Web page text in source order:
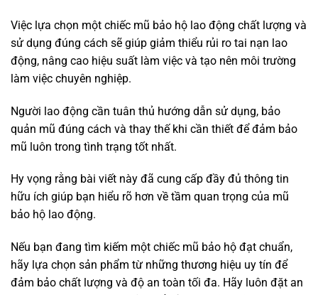
Việc lựa chọn một chiếc mũ bảo hộ lao động chất lượng và
sử dụng đúng cách sẽ giúp giảm thiểu rủi ro tai nạn lao
động, nâng cao hiệu suất làm việc và tạo nên môi trường
làm việc chuyên nghiệp.
Người lao động cần tuân thủ hướng dẫn sử dụng, bảo
quản mũ đúng cách và thay thế khi cần thiết để đảm bảo
mũ luôn trong tình trạng tốt nhất.
Hy vọng rằng bài viết này đã cung cấp đầy đủ thông tin
hữu ích giúp bạn hiểu rõ hơn về tầm quan trọng của mũ
bảo hộ lao động.
Nếu bạn đang tìm kiếm một chiếc mũ bảo hộ đạt chuẩn,
hãy lựa chọn sản phẩm từ những thương hiệu uy tín để
đảm bảo chất lượng và độ an toàn tối đa. Hãy luôn đặt an